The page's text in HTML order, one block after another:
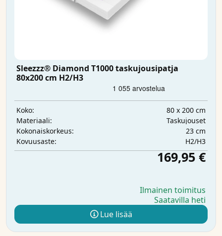
Sleezzz® Diamond T1000 taskujousipatja
80x200 cm H2/H3
Koko:
80 x 200 cm
Materiaali:
Taskujouset
Kokonaiskorkeus:
23 cm
Kovuusaste:
H2/H3
169,95 €
Ilmainen toimitus
Saatavilla heti
Lue lisää